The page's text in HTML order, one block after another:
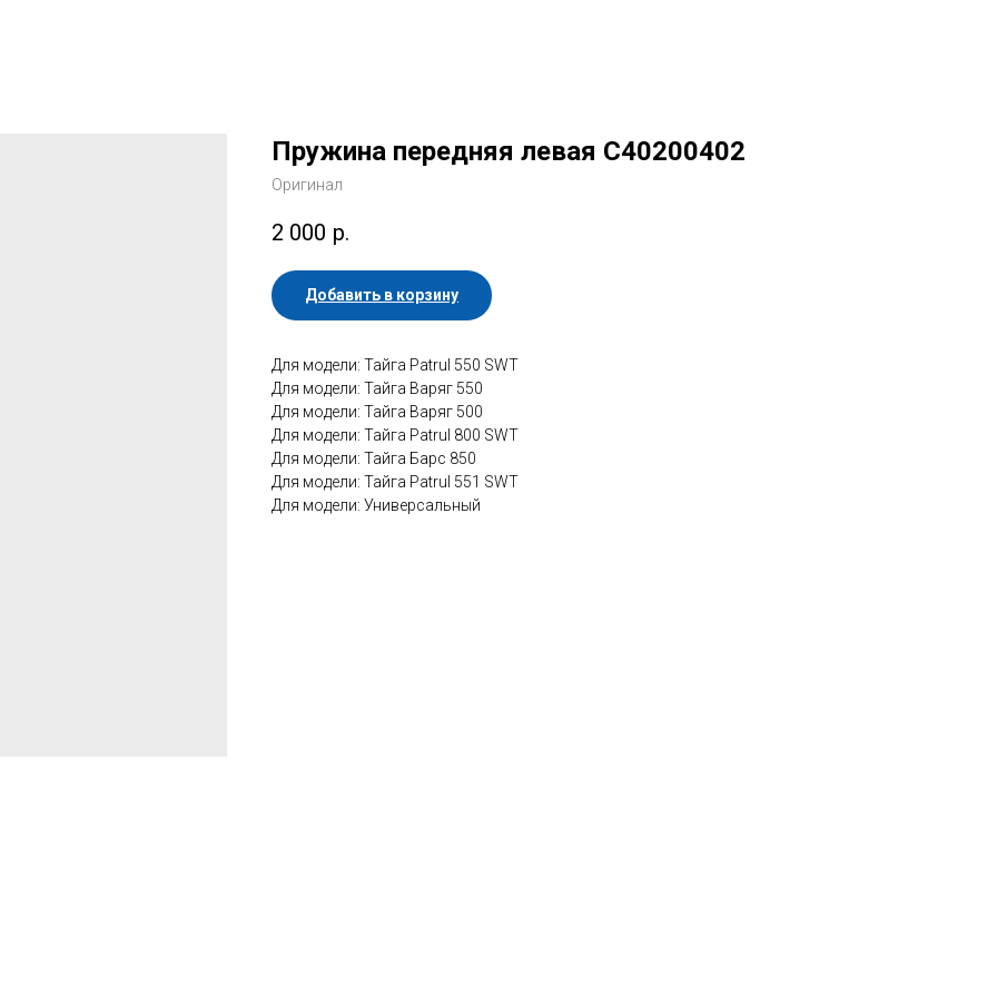
Пружина передняя левая C40200402
Оригинал
2 000 р.
Добавить в корзину
Для модели: Тайга Patrul 550 SWT
Для модели: Тайга Варяг 550
Для модели: Тайга Варяг 500
Для модели: Тайга Patrul 800 SWT
Для модели: Тайга Барс 850
Для модели: Тайга Patrul 551 SWT
Для модели: Универсальный